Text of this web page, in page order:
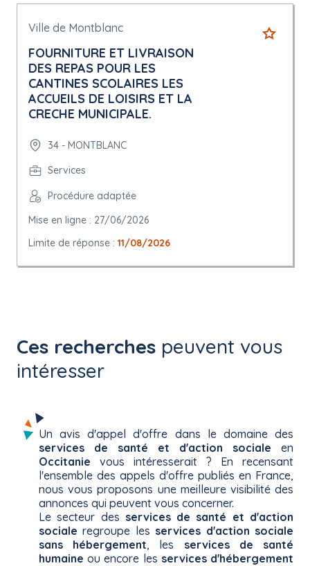
Ville de Montblanc
FOURNITURE ET LIVRAISON
DES REPAS POUR LES
CANTINES SCOLAIRES LES
ACCUEILS DE LOISIRS ET LA
CRECHE MUNICIPALE.
34 - MONTBLANC
Services
Procédure adaptée
Mise en ligne : 27/06/2026
Limite de réponse : 11/08/2026
Ces recherches peuvent vous
intéresser
Un avis d'appel d'offre dans le domaine des
services de santé et d'action sociale en
Occitanie vous intéresserait ? En recensant
l'ensemble des appels d'offre publiés en France,
nous vous proposons une meilleure visibilité des
annonces qui peuvent vous concerner.
Le secteur des services de santé et d'action
sociale regroupe les services d'action sociale
sans hébergement, les services de santé
humaine ou encore les services d'hébergement